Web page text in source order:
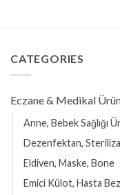
CATEGORIES
Eczane & Medikal
Anne, Bebek Sağlığı
Dezenfektan,
Eldiven, Maske, Bone
Emici Külot, Hasta